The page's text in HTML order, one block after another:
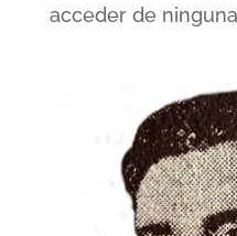
acceder de